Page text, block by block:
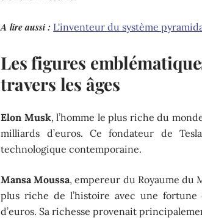
A lire aussi : L'inventeur du système
Les figures
travers les âges
Elon Musk, l’homme le plus riche du
milliards d’euros. Ce fondateur de
technologique contemporaine.
Mansa Moussa, empereur du Royaume du
plus riche de l’histoire avec une
d’euros. Sa richesse provenait